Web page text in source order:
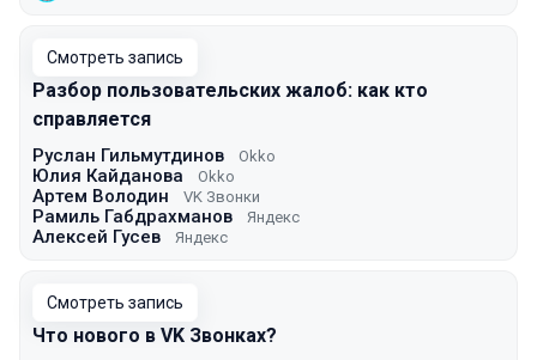
Смотреть запись
Разбор пользовательских жалоб: как кто
справляется
Руслан Гильмутдинов Okko
Юлия Кайданова Okko
Артем Володин VK Звонки
Рамиль Габдрахманов Яндекс
Алексей Гусев Яндекс
Смотреть запись
Что нового в VK Звонках?